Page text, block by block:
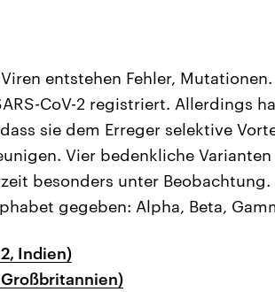
entstehen Fehler,
CoV-2 registriert. Allerdings
sie dem Erreger selektive
Vier bedenkliche
besonders unter Beobachtung.
gegeben: Alpha, Beta,
Indien)
Großbritannien)